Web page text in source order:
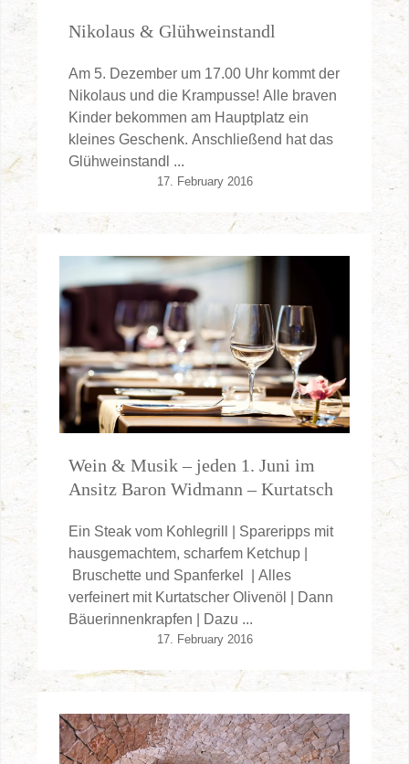
Nikolaus & Glühweinstandl
Am 5. Dezember um 17.00 Uhr kommt der
Nikolaus und die Krampusse! Alle braven
Kinder bekommen am Hauptplatz ein
kleines Geschenk. Anschließend hat das
Glühweinstandl ...
17. February 2016
Wein & Musik – jeden 1. Juni im
Ansitz Baron Widmann – Kurtatsch
Ein Steak vom Kohlegrill | Spareripps mit
hausgemachtem, scharfem Ketchup |
Bruschette und Spanferkel | Alles
verfeinert mit Kurtatscher Olivenöl | Dann
Bäuerinnenkrapfen | Dazu ...
17. February 2016